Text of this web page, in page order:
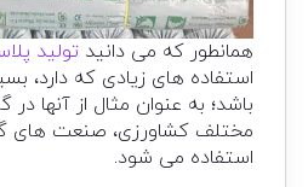
همانطور که می دانید تولید
استفاده های زیادی که دارد،
باشد؛ به عنوان مثال از آنها
مختلف کشاورزی، صنعت های
استفاده می شود.